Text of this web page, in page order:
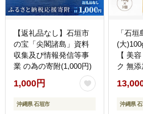
【返礼品なし】石垣市
の宝「尖閣諸島」資料
収集及び情報発信等事
業 の為の寄附(1,000円)
1,000円
沖縄県 石垣市
「石
(大
【 美
ク 無
沖縄県